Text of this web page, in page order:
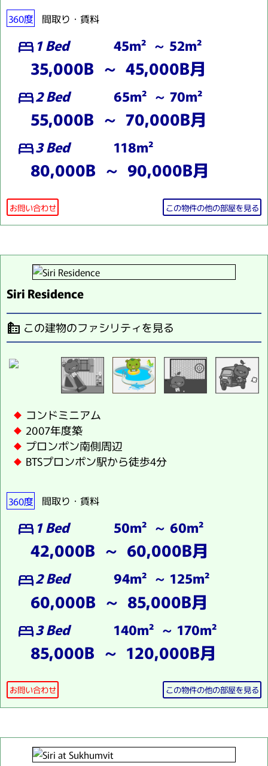
360度 間取り・賃料
bed 1 Bed 45m² ～ 52m²
35,000B ～ 45,000B月
bed2 Bed 65m² ～ 70m²
55,000B ～ 70,000B月
bed3 Bed 118m²
80,000B ～ 90,000B月
お問い合わせ この物件の他の部屋を見る
Siri Residence
source_environment この建物のファシリティを見る
コンドミニアム
2007年度築
プロンポン南側周辺
BTSプロンポン駅から徒歩4分
360度 間取り・賃料
bed 1 Bed 50m² ～ 60m²
42,000B ～ 60,000B月
bed2 Bed 94m² ～ 125m²
60,000B ～ 85,000B月
bed3 Bed 140m² ～ 170m²
85,000B ～ 120,000B月
お問い合わせ この物件の他の部屋を見る